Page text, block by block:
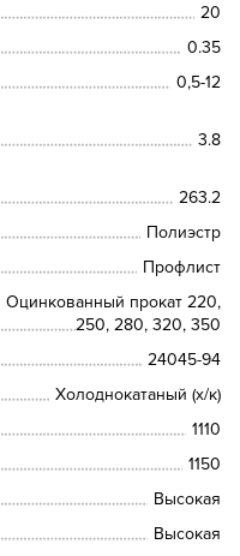
20
0.35
0,5-12
3.8
263.2
Полиэстр
Профлист
Оцинкованный прокат 220,
250, 280, 320, 350
24045-94
Холоднокатаный (х/к)
1110
1150
Высокая
Высокая